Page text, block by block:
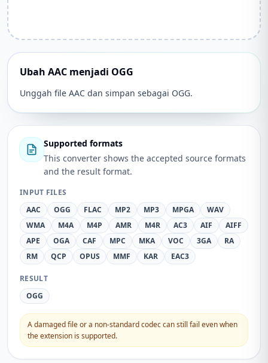
Ubah AAC menjadi OGG
Unggah file AAC dan simpan sebagai OGG.
Supported formats
This converter shows the accepted source formats
and the result format.
INPUT FILES
AAC
OGG FLAC MP2 MP3 MPGA
WAV
WMA
M4A M4P AMR M4R AC3 AIF
AIFF
APE
OGA CAF MPC MKA VOC 3GA
RA
RM
QCP OPUS MMF KAR EAC3
RESULT
OGG
A damaged file or a non-standard codec can still fail even when
the extension is supported.